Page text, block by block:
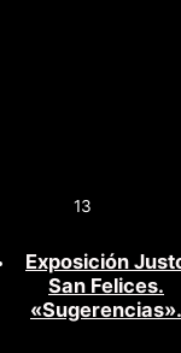
13
Exposición
San Felices.
«Sugerencias».